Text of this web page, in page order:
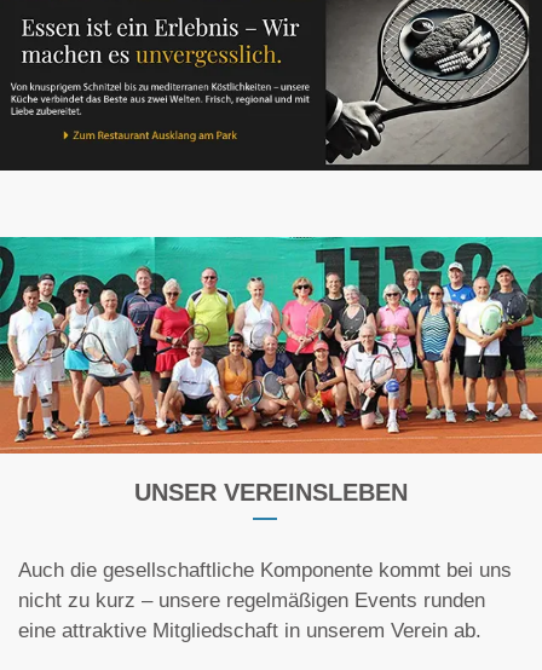
UNSER VEREINSLEBEN
Auch die gesellschaftliche Komponente kommt bei uns
nicht zu kurz – unsere regelmäßigen Events runden
eine attraktive Mitgliedschaft in unserem Verein ab.